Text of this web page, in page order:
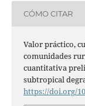
CÓMO CITAR
Valor práctico,
comunidades
cuantitativa
subtropical
https://doi.org/